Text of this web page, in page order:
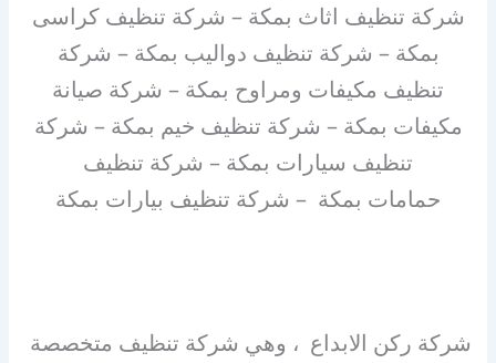
شركة تنظيف اثاث بمكة – شركة تنظيف كراسى
بمكة – شركة تنظيف دواليب بمكة – شركة
تنظيف مكيفات ومراوح بمكة – شركة صيانة
مكيفات بمكة – شركة تنظيف خيم بمكة – شركة
تنظيف سيارات بمكة – شركة تنظيف
حمامات بمكة – شركة تنظيف بيارات بمكة
شركة ركن الابداع ، وهي شركة تنظيف متخصصة